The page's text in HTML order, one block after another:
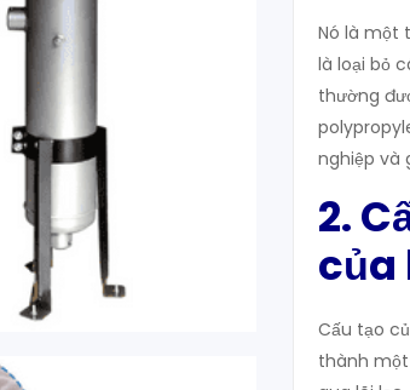
Nó là một
là loại bỏ
thường
nghiệp và
2.
của
Cấu tạo
thành